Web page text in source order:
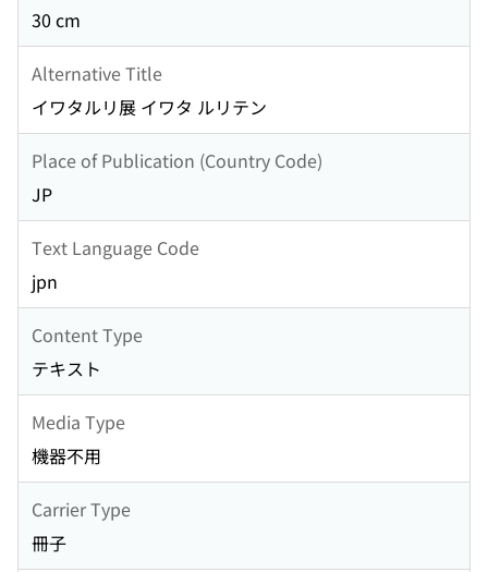
30 cm
Alternative Title
イワタルリ展 イワタ ルリテン
Place of Publication (Country Code)
JP
Text Language Code
jpn
Content Type
テキスト
Media Type
機器不用
Carrier Type
冊子